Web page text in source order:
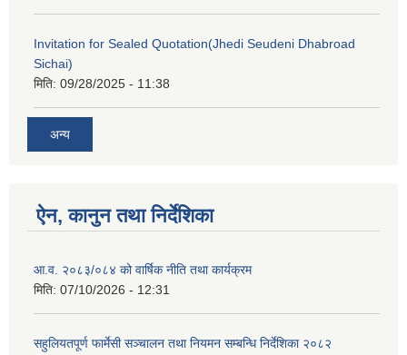
Invitation for Sealed Quotation(Jhedi Seudeni Dhabroad
Sichai)
मिति: 09/28/2025 - 11:38
अन्य
ऐन, कानुन तथा निर्देशिका
आ.व. २०८३/०८४ को वार्षिक नीति तथा कार्यक्रम
मिति: 07/10/2026 - 12:31
सहुलियतपूर्ण फार्मेसी सञ्चालन तथा नियमन सम्बन्धि निर्देशिका २०८२